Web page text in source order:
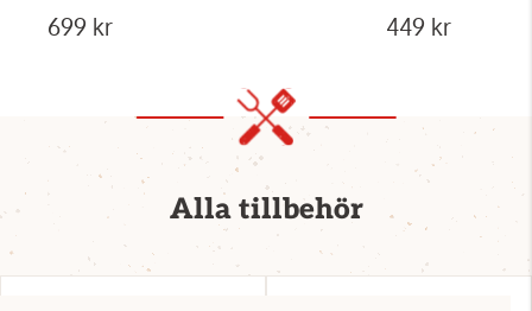
699 kr 449 kr
Alla tillbehör